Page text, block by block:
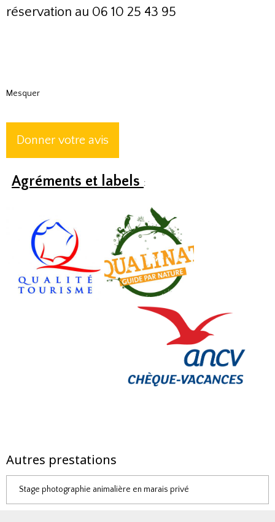
réservation au 06 10 25 43 95
Mesquer
Donner votre avis
Agréments et labels :
Autres prestations
Stage photographie animalière en marais privé